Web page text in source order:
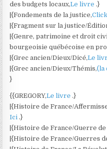
des budgets locaux,Le livre.}
|{Fondements de la justice,
|{Fragment sur la justice/
|{Genre, patrimoine et droit
bourgeoisie québécoise en
|{Grec ancien/Dieux/Dicé,Le
|{Grec ancien/Dieux/Thémis,(la
}
{{GREGORY,Le livre.}
|{Histoire de France/
Ici.}
|{Histoire de France/Guerre de
|{Histoire de France/Guerres